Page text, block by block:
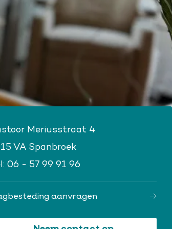
Meriusstraat 4
VA Spanbroek
06 - 57 99 91 96
aanvragen